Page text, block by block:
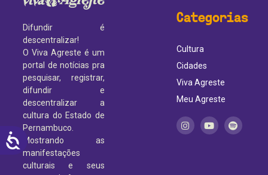
ACESSIBILIDADE
Difundir é
descentralizar!
O Viva Agreste é um
portal de notícias pra
pesquisar, registrar,
difundir e
descentralizar a
cultura do Estado de
Pernambuco.
Mostrando as
manifestações
culturais e seus
Categorias
Cultura
Cidades
Viva Agreste
Meu Agreste